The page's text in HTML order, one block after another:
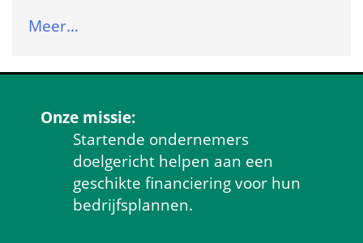
Meer…
Onze missie:
Startende ondernemers
doelgericht helpen aan een
geschikte financiering voor hun
bedrijfsplannen.